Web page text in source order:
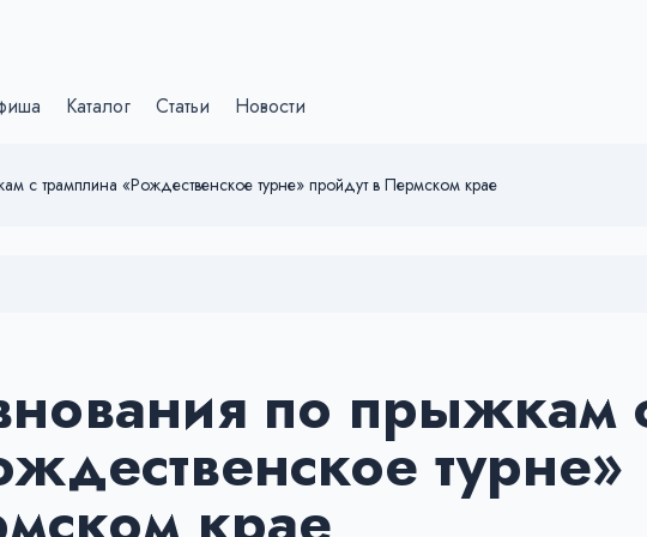
Каталог Статьи Новости
с трамплина «Рождественское турне» пройдут в Пермском крае
по прыжкам
турне»